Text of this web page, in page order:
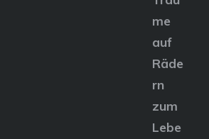
me
auf
Räde
rn
zum
Lebe